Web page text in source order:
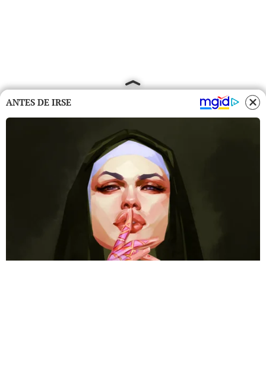
ANTES DE IRSE